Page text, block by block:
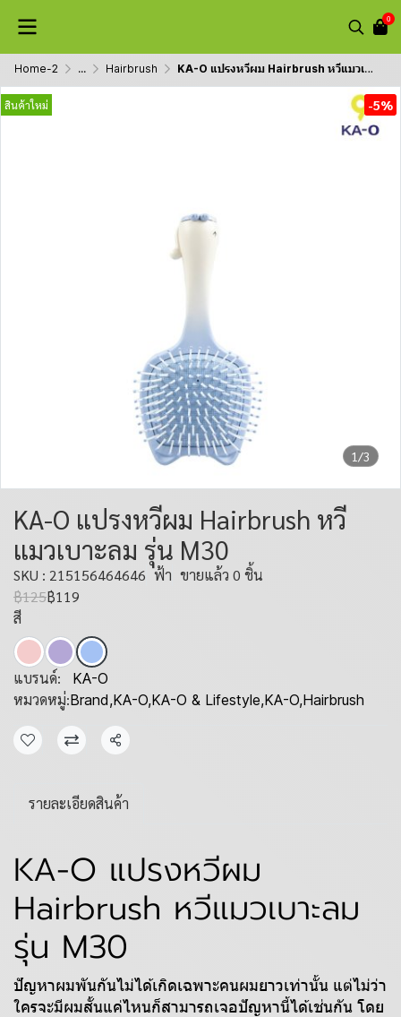
0
Home-2 ... Hairbrush KA-O แปรงหวีผม Hairbrush หวีแมวเบาะลม รุ่น M30
1/3
สินค้าใหม่ -5%
KA-O แปรงหวีผม Hairbrush หวี
แมวเบาะลม รุ่น M30
SKU : 215156464646 ฟ้า ขายแล้ว 0 ชิ้น
฿125฿119
สี
แบรนด์: KA-O
หมวดหมู่:Brand,KA-O,KA-O & Lifestyle,KA-O,Hairbrush
แชร์
รายละเอียดสินค้า
KA-O แปรงหวีผม
Hairbrush หวีแมวเบาะลม
รุ่น M30
ปัญหาผมพันกันไม่ได้เกิดเฉพาะคนผมยาวเท่านั้น แต่ไม่ว่า
ใครจะมีผมสั้นแค่ไหนก็สามารถเจอปัญหานี้ได้เช่นกัน โดย